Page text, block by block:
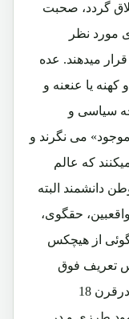
گردد، صحبت
مورد نظر
میدهند. عده
کهنه یا عنعنه و
سیاسی و
موجود» می نگرند و
که عالم
دانشمند البته
حقگوی،
از هیچکس
تعریف فوق
خویش مدعی است که در فرهنگ ما: « درقرن 18